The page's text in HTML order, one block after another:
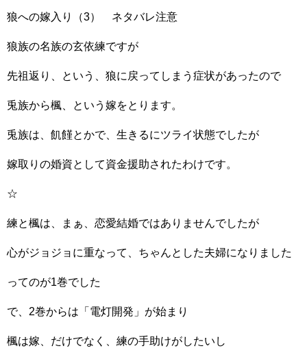
狼への嫁入り（3） ネタバレ注意
狼族の名族の玄依練ですが
先祖返り、という、狼に戻ってしまう症状があったので
兎族から楓、という嫁をとります。
兎族は、飢饉とかで、生きるにツライ状態でしたが
嫁取りの婚資として資金援助されたわけです。
☆
練と楓は、まぁ、恋愛結婚ではありませんでしたが
心がジョジョに重なって、ちゃんとした夫婦になりました
ってのが1巻でした
で、2巻からは「電灯開発」が始まり
楓は嫁、だけでなく、練の手助けがしたいし